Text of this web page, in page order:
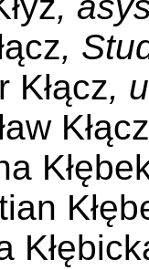
,
Kłącz,
Kłącz